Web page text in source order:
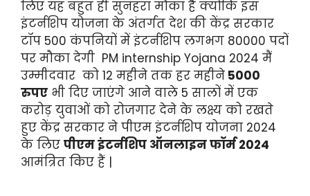
लिए यह बहुत ही सुनहरा मौका है क्योंकि इस
इंटर्नशिप योजना के अंतर्गत देश की केंद्र सरकार
टॉप 500 कंपनियों में इंटर्नशिप लगभग 80000 पदों
पर मौका देगी PM internship Yojana 2024 मैं
उम्मीदवार को 12 महीने तक हर महीने 5000
रुपए भी दिए जाएंगे आने वाले 5 सालों में एक
करोड़ युवाओं को रोजगार देने के लक्ष्य को रखते
हुए केंद्र सरकार ने पीएम इंटर्नशिप योजना 2024
के लिए पीएम इंटर्नशिप ऑनलाइन फॉर्म 2024
आमंत्रित किए हैं |